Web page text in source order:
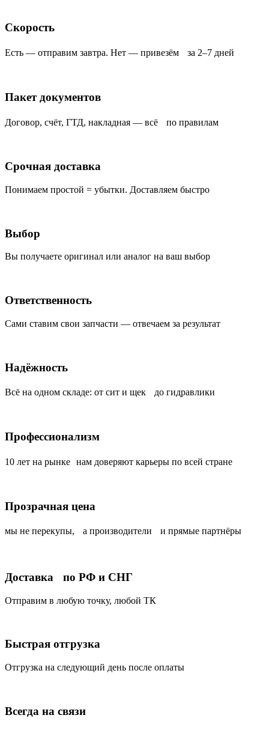
Скорость
Есть — отправим завтра. Нет — привезём за 2–7 дней
Пакет документов
Договор, счёт, ГТД, накладная — всё по правилам
Срочная доставка
Понимаем простой = убытки. Доставляем быстро
Выбор
Вы получаете оригинал или аналог на ваш выбор
Ответственность
Сами ставим свои запчасти — отвечаем за результат
Надёжность
Всё на одном складе: от сит и щек до гидравлики
Профессионализм
10 лет на рынке нам доверяют карьеры по всей стране
Прозрачная цена
мы не перекупы, а производители и прямые партнёры
Доставка по РФ и СНГ
Отправим в любую точку, любой ТК
Быстрая отгрузка
Отгрузка на следующий день после оплаты
Всегда на связи